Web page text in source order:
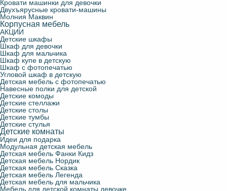
Кровати машинки для девочки
Двухъярусные кровати-машины
Молния Маквин
Корпусная мебель
АКЦИИ
Детские шкафы
Шкаф для девочки
Шкаф для мальчика
Шкаф купе в детскую
Шкаф с фотопечатью
Угловой шкаф в детскую
Детская мебель с фотопечатью
Навесные полки для детской
Детские комоды
Детские стеллажи
Детские столы
Детские тумбы
Детские стулья
Детские комнаты
Идеи для подарка
Модульная детская мебель
Детская мебель Фанки Кидз
Детская мебель Нордик
Детская мебель Сказка
Детская мебель Легенда
Детская мебель для мальчика
Мебель для детской комнаты девочке